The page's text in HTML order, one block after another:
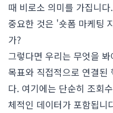
때 비로소 의미를 가집니다.
중요한 것은 '숏폼 마케팅
가?
그렇다면 우리는 무엇을
목표와 직접적으로 연결된
다. 여기에는 단순히 조회
체적인 데이터가 포함됩니